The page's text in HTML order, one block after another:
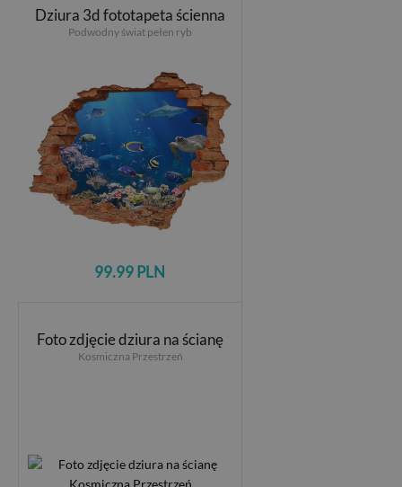
Dziura 3d fototapeta ścienna
Podwodny świat pełen ryb
99.99 PLN
Foto zdjęcie dziura na ścianę
Kosmiczna Przestrzeń